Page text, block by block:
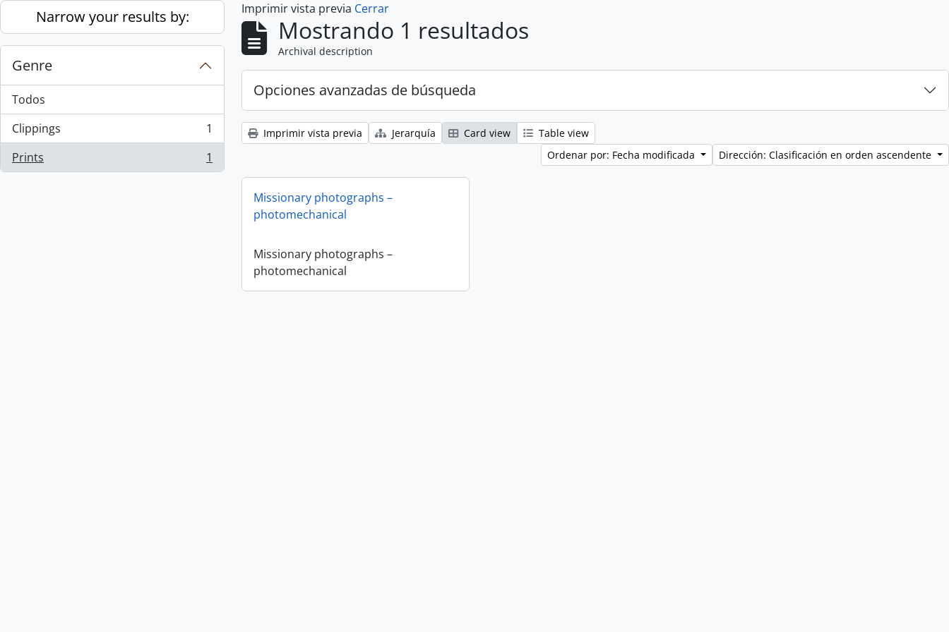
Skip to main content
Narrow your results by:
Genre
Todos
Clippings
, 1 resultados
1
Prints
, 1 resultados 1
Imprimir vista previa Cerrar
Mostrando 1 resultados
Archival description
Opciones avanzadas de búsqueda
Imprimir vista previa Jerarquía Card view
Table view
Ordenar por: Fecha modificada
Dirección: Clasificación en orden ascendente
Missionary photographs –
photomechanical
Missionary photographs –
photomechanical